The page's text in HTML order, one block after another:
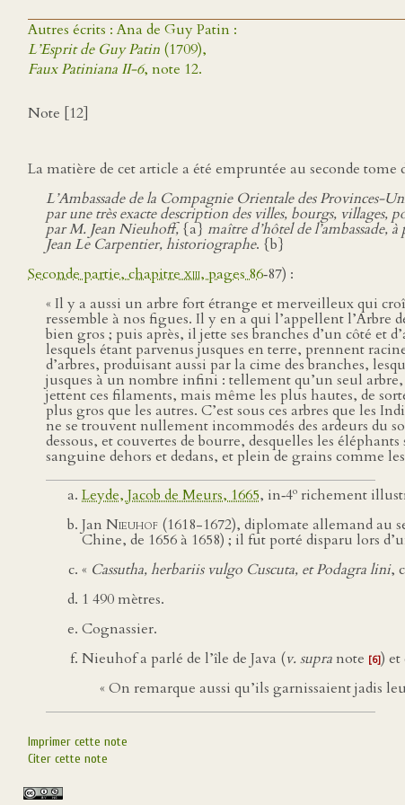
Autres écrits : Ana de Guy Patin :
L’Esprit de Guy Patin (1709),
Faux Patiniana II-6, note 12.
Note [12]
La matière de cet article a été empruntée au seconde tome
L’Ambassade de la Compagnie Orientale des Provinces-
par une très exacte description des villes, bourgs,
par M. Jean Nieuhoff,{a} maître d’hôtel de l’ambassade,
Jean Le Carpentier, historiographe. {b}
Seconde partie, chapitrexiii, pages 86‑87) :
« Il y a aussi un arbre fort étrange et merveilleux qui
ressemble à nos figues. Il y en a qui l’appellent l’Arbre
bien gros ; puis après, il jette ses branches d’un côté et
lesquels étant parvenus jusques en terre, prennent
d’arbres, produisant aussi par la cime des branches,
jusques à un nombre infini : tellement qu’un seul
jettent ces filaments, mais même les plus hautes, de
plus gros que les autres. C’est sous ces arbres que les
ne se trouvent nullement incommodés des ardeurs du
dessous, et couvertes de bourre, desquelles les
sanguine dehors et dedans, et plein de grains comme
Leyde, Jacob de Meurs, 1665, in‑4o richement
Jan Nieuhof (1618-1672), diplomate allemand au
Chine, de 1656 à 1658) ; il fut porté disparu lors
« Cassutha, herbariis vulgo Cuscuta, et Podagra lini,
1 490 mètres.
Cognassier.
Nieuhof a parlé de l’île de Java (v. supra note [6]) et
« On remarque aussi qu’ils garnissaient jadis
Imprimer cette note
Citer cette note